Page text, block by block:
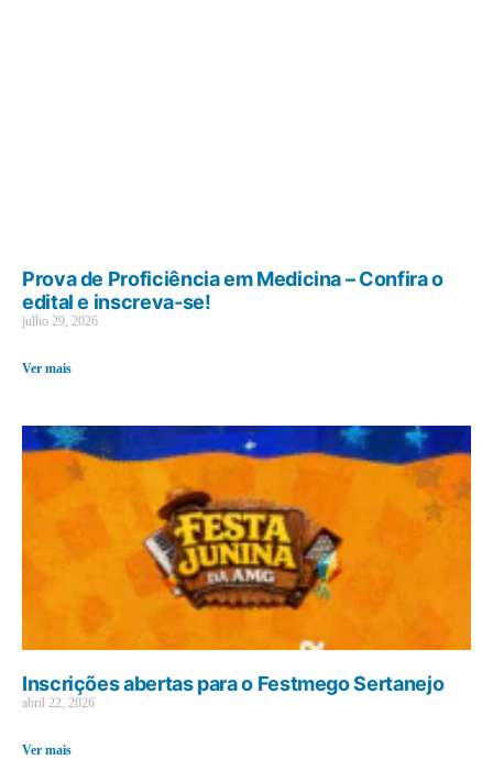
Prova de Proficiência em Medicina – Confira o
edital e inscreva-se!
julho 29, 2026
Ver mais
Inscrições abertas para o Festmego Sertanejo
abril 22, 2026
Ver mais